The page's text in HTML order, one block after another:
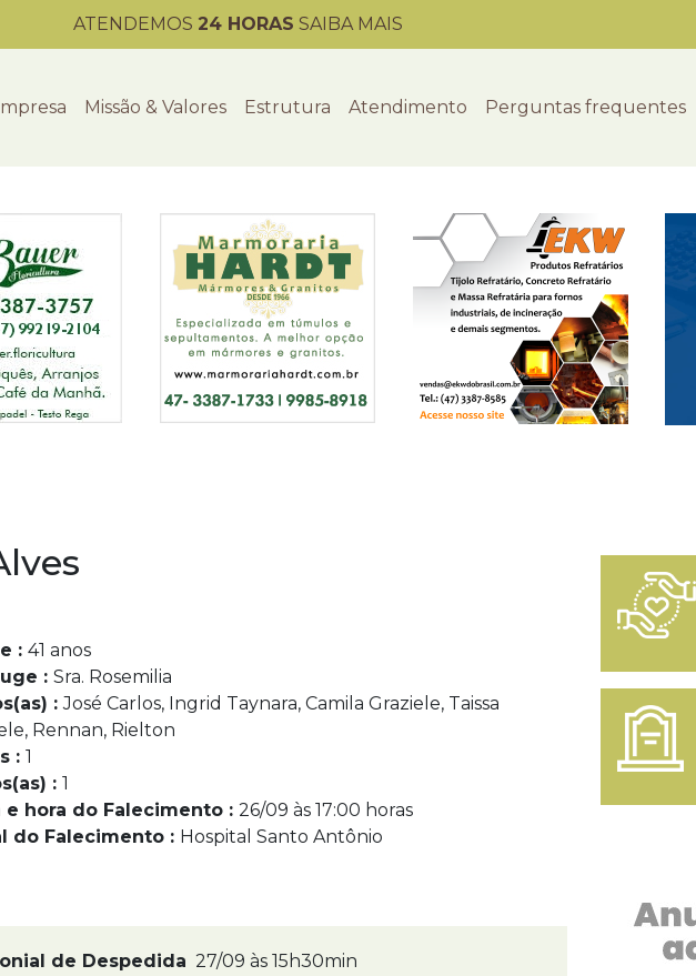
ATENDEMOS 24 HORAS SAIBA MAIS
Missão & Valores Estrutura Atendimento Perguntas frequentes
: 41 anos
: Sra. Rosemilia
:José Carlos, Ingrid Taynara, Camila Graziele, Taissa
Rennan, Rielton
: 1
: 1
e hora do Falecimento : 26/09 às 17:00 horas
do Falecimento : Hospital Santo Antônio
de Despedida 27/09 às 15h30min